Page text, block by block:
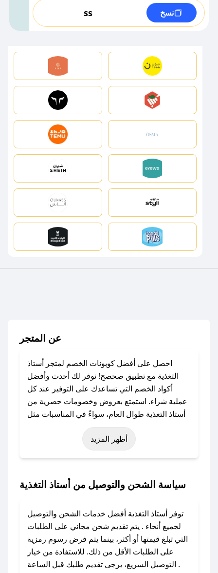
ss نسخ
عن المتجر
احصل على أفضل كوبونات الخصم لمتجر أستاذ
التغذية مع تطبيق صحصح! نوفر لك أحدث وأفضل
أكواد الخصم التي تساعدك على التوفير عند كل
عملية شراء. استمتع بعروض وخصومات حصرية من
أستاذ التغذية طوال العام، سواءً في المناسبات مثل
عيد الفطر، عيد الأضحى، الجمعة البيضاء (شهر
نوفمبر)، رمضان، اليوم الوطني، يوم التأسيس، أو
حتى عروض خاصة أخرى.
باستخدام تطبيق صحصح، يمكنك العثور بسهولة على
الكوبون، تواصل معنا عبر تويتر أو البريد الإلكتروني
لإضافته بسرعة.
### كيفية استخدام كود خصم أستاذ التغذية؟
1. انسخ كود الخصم من تطبيق صحصح.
أظهر المزيد
سياسة الشحن والتوصيل من أستاذ التغذية
توفر أستاذ التغذية أفضل خدمات الشحن والتوصيل
لجميع أنحاء . يتم تقديم شحن مجاني على الطلبات
التي تبلغ قيمتها أو أكثر، بينما يتم فرض رسوم رمزية
على الطلبات الأقل من ذلك. للاستفادة من خيار
التوصيل السريع، يرجى تقديم طلبك قبل الساعة .